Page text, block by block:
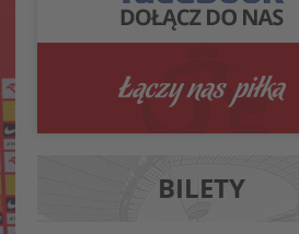
BILETY